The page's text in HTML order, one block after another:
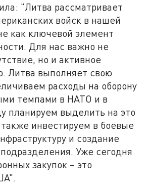
"Литва рассматривает
войск в нашей
как ключевой элемент
Для нас важно не
но и активное
Литва выполняет свою
расходы на оборону
темпами в НАТО и в
планируем выделить на это
инвестируем в боевые
и создание
Уже сегодня
закупок – это